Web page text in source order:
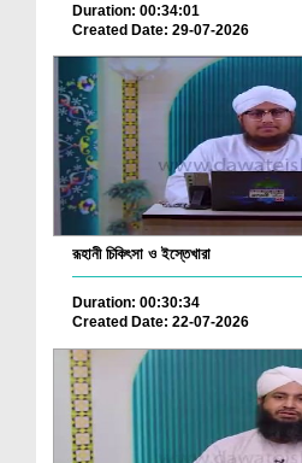
Duration: 00:34:01
Created Date: 29-07-2026
রূহানী চিকিৎসা ও ইস্তেখারা
Duration: 00:30:34
Created Date: 22-07-2026